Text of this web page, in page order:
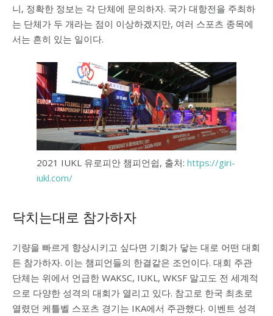
니, 정확한 정보는 각 단체에 문의하자. 국가 대항전을 주최하
는 단체가 두 개라는 점이 이상하겠지만, 여러 스포츠 종목에
서는 흔히 있는 일이다.
2021 IUKL 유로피안 챔피언쉽, 출처: https://giri-
iukl.com/
닥치는대로 참가하자
기량을 빠르게 향상시키고 싶다면 기회가 닿는 대로 어떤 대회
든 참가하자. 이는 챔피언들의 한결같은 조언이다. 대회 주관
단체는 위에서 언급한 WAKSC, IUKL, WKSF 말고도 전 세계적
으로 다양한 성격의 대회가 열리고 있다. 참고로 한국 최초로
열렸던 케틀벨 스포츠 경기는 IKA에서 주관했다. 이벤트 성격